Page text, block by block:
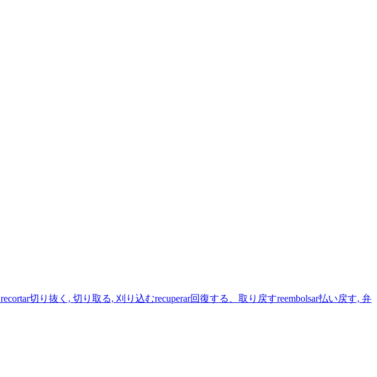
recortar切り抜く, 切り取る, 刈り込むrecuperar回復する、取り戻すreembolsar払い戻す, 弁